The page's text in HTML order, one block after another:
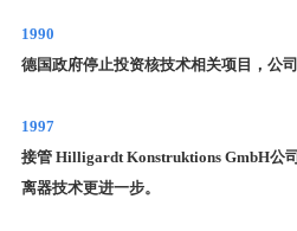
1990
德国政府停止投资核技术相关项目，公
1997
接管Hilligardt Konstruktions GmbH公
离器技术更进一步。